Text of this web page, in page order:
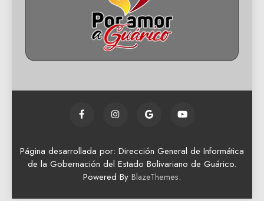
Página desarrollada por: Dirección General de Informática
de la Gobernación del Estado Bolivariano de Guárico.
Powered By BlazeThemes.